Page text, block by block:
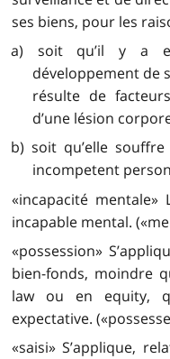
ses biens, pour les
a) soit qu’il y a
développement de
résulte de
d’une lésion
b) soit qu’elle
incompetent
«incapacité mentale»
incapable mental.
«possession»
bien-fonds, moindre
law ou en equity,
expectative.
«saisi» S’applique,